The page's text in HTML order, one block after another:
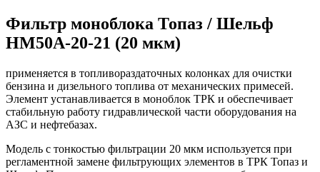
Фильтр моноблока Топаз / Шельф
НМ50А-20-21 (20 мкм)
применяется в топливораздаточных колонках для очистки
бензина и дизельного топлива от механических примесей.
Элемент устанавливается в моноблок ТРК и обеспечивает
стабильную работу гидравлической части оборудования на
АЗС и нефтебазах.
Модель с тонкостью фильтрации 20 мкм используется при
регламентной замене фильтрующих элементов в ТРК Топаз и